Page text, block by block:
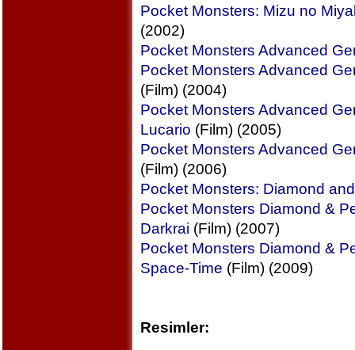
Pocket Monsters: Mizu no
(2002)
Pocket Monsters Advanced
Pocket Monsters Advanced
(Film) (2004)
Pocket Monsters Advanced
Lucario (Film) (2005)
Pocket Monsters Advanced
(Film) (2006)
Pocket Monsters: Diamond
Pocket Monsters Diamond &
Darkrai (Film) (2007)
Pocket Monsters Diamond &
Space-Time (Film) (2009)
Resimler: